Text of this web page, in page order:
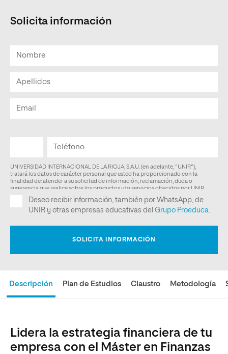
Descripción Plan de Estudios Claustro Metodología
Lidera la estrategia financiera de tu
empresa con el Máster en Finanzas
Solicita información